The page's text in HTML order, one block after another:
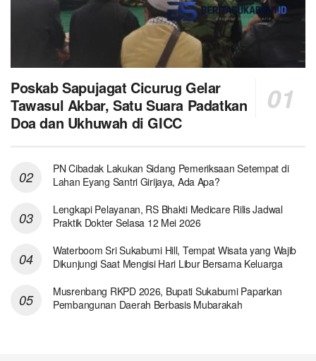
Poskab Sapujagat Cicurug Gelar
Tawasul Akbar, Satu Suara Padatkan
Doa dan Ukhuwah di GICC
PN Cibadak Lakukan Sidang Pemeriksaan Setempat di
Lahan Eyang Santri Girijaya, Ada Apa?
Lengkapi Pelayanan, RS Bhakti Medicare Rilis Jadwal
Praktik Dokter Selasa 12 Mei 2026
Waterboom Sri Sukabumi Hill, Tempat Wisata yang Wajib
Dikunjungi Saat Mengisi Hari Libur Bersama Keluarga
Musrenbang RKPD 2026, Bupati Sukabumi Paparkan
Pembangunan Daerah Berbasis Mubarakah